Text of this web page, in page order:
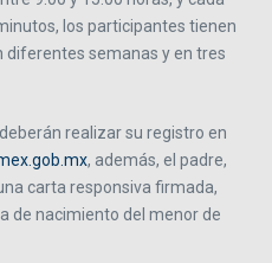
los participantes tienen
diferentes semanas y en tres
realizar su registro en
, además, el padre,
carta responsiva firmada,
de nacimiento del menor de